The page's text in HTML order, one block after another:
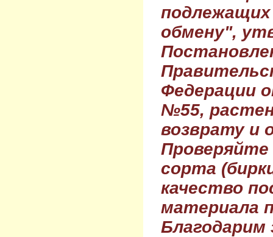
обмену",
Федерации
№55,
возврату и
Проверяйте
сорта
качество
материала
Благодарим